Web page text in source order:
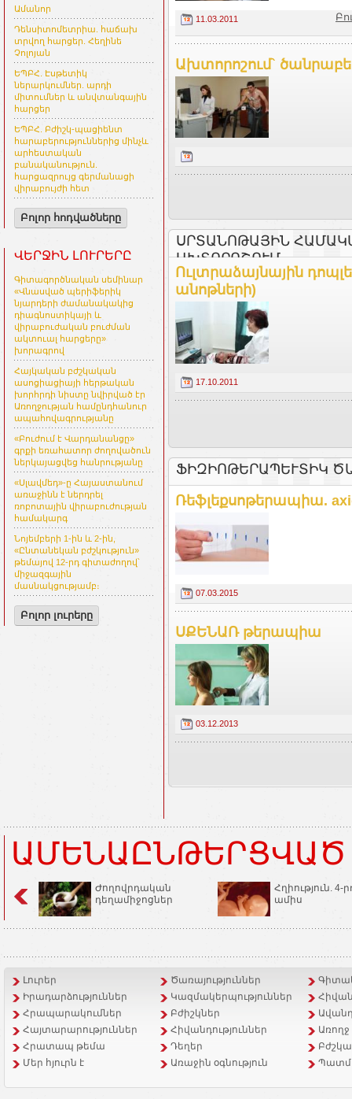
Ամանոր
Դենսիտոմետրիա. հաճախ
տրվող հարցեր. Հեղինե
Չոլոյան
ԵՊԲՀ. Էսթետիկ
ներարկումներ. արդի
միտումներ և անվտանգային
հարցեր
ԵՊԲՀ. Բժիշկ-պացիենտ
հարաբերություններից մինչև
արհեստական
բանականություն.
հարցազրույց գերմանացի
վիրաբույժի հետ
Բոլոր հոդվածները
ՎԵՐՋԻՆ ԼՈՒՐԵՐԸ
Գիտագործնական սեմինար
«Վնասված պերիֆերիկ
նյարդերի ժամանակակից
դիագնոստիկայի և
վիրաբուժական բուժման
ակտուալ հարցերը»
խորագրով
Հայկական բժշկական
ասոցիացիայի հերթական
խորհրդի նիստը նվիրված էր
Առողջության համընդհանուր
ապահովագրությանը
«Բուժում է Վարդանանցը»
գրքի եռահատոր ժողովածուն
ներկայացվեց հանրությանը
«Սլավմեդ»-ը Հայաստանում
առաջինն է ներդրել
ռոբոտային վիրաբուժության
համակարգ
Նոյեմբերի 1-ին և 2-ին,
«Ընտանեկան բժշկություն»
թեմայով 12-րդ գիտաժողով՝
միջազգային
մասնակցությամբ։
Բոլոր լուրերը
11.03.2011
Ախտորոշում`
ՍՐՏԱՆՈԹԱՅԻՆ
ԱԽՏՈՐՈՇՈՒՄ
Ուլտրաձայնային
անոթների)
17.10.2011
ՖԻԶԻՈԹԵՐԱՊԵՒՏԻԿ
Ռեֆլեքսոթերապիա.
07.03.2015
ՍՔԵՆԱՌ թերապիա
03.12.2013
Ժողովրդական
դեղամիջոցներ
Հղիություն. 4-
ամիս
Լուրեր Ծառայություններ
Իրադարձություններ
Կազմակերպություններ
Հրապարակումներ
Բժիշկներ
Հայտարարություններ
Հիվանդություններ
Հրատապ թեմա
Դեղեր
Մեր հյուրն է
Առաջին օգնություն